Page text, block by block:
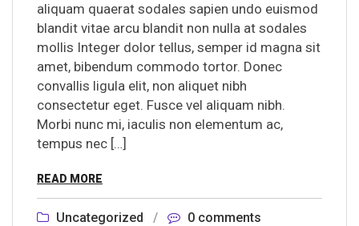
aliquam quaerat sodales sapien undo euismod
blandit vitae arcu blandit non nulla at sodales
mollis Integer dolor tellus, semper id magna sit
amet, bibendum commodo tortor. Donec
convallis ligula elit, non aliquet nibh
consectetur eget. Fusce vel aliquam nibh.
Morbi nunc mi, iaculis non elementum ac,
tempus nec […]
READ MORE
Uncategorized / 0 comments